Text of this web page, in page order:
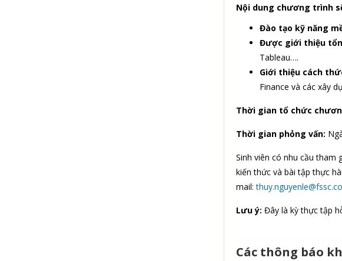
Nội dung chương trình
Đào tạo kỹ năng
Được giới thiệu
Tableau….
Giới thiệu cách
Finance và các xây
Thời gian tổ chức
Thời gian phỏng vấn:
Sinh viên có nhu cầu tham
kiến thức và bài tập thực
mail:
Lưu ý: Đây là kỳ thực tập
Các thông báo